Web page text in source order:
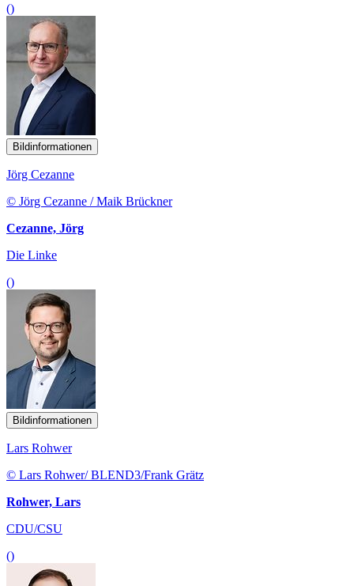
()
Bildinformationen
Jörg Cezanne
© Jörg Cezanne / Maik Brückner
Cezanne, Jörg
Die Linke
()
Bildinformationen
Lars Rohwer
© Lars Rohwer/ BLEND3/Frank Grätz
Rohwer, Lars
CDU/CSU
()